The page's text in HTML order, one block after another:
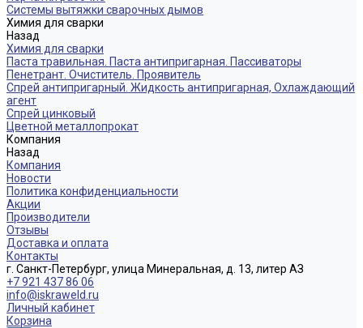
Системы вытяжки сварочных дымов
Химия для сварки
Назад
Химия для сварки
Паста травильная. Паста антипригарная. Пассиваторы
Пенетрант. Очиститель. Проявитель
Спрей антипригарный. Жидкость антипригарная, Охлаждающий
агент
Спрей цинковый
Цветной металлопрокат
Компания
Назад
Компания
Новости
Политика конфиденциальности
Акции
Производители
Отзывы
Доставка и оплата
Контакты
г. Санкт-Петербург, улица Минеральная, д. 13, литер АЗ
+7 921 437 86 06
info@iskraweld.ru
Личный кабинет
Корзина